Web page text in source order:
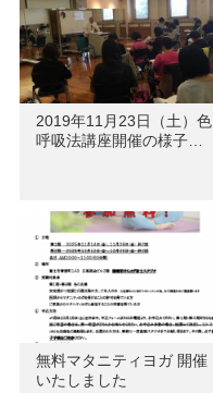
2019年11月23日（土）色
呼吸法講座開催の様子…
無料マタニティヨガ 開催
いたしました